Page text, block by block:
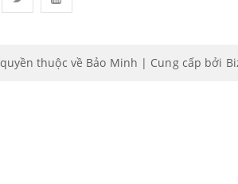
thuộc về Bảo Minh | Cung cấp bởi